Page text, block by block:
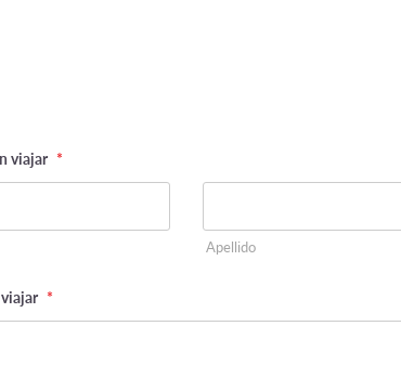
viajar *
Apellido
*